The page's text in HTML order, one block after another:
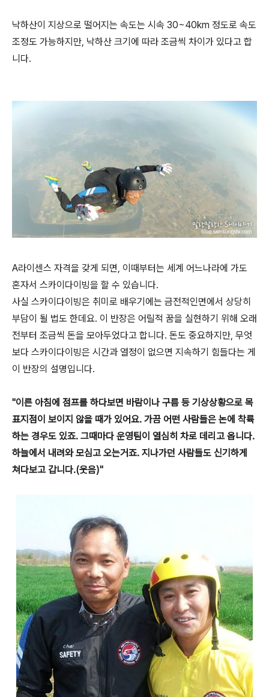
낙하산이 지상으로 떨어지는 속도는 시속 30~40km 정도로 속도
조정도 가능하지만, 낙하산 크기에 따라 조금씩 차이가 있다고 합
니다.
A라이센스 자격을 갖게 되면, 이때부터는 세계 어느나라에 가도
혼자서 스카이다이빙을 할 수 있습니다.
사실 스카이다이빙은 취미로 배우기에는 금전적인면에서 상당히
부담이 될 법도 한데요. 이 반장은 어릴적 꿈을 실현하기 위해 오래
전부터 조금씩 돈을 모아두었다고 합니다. 돈도 중요하지만, 무엇
보다 스카이다이빙은 시간과 열정이 없으면 지속하기 힘들다는 게
이 반장의 설명입니다.
"이른 아침에 점프를 하다보면 바람이나 구름 등 기상상황으로 목
표지점이 보이지 않을 때가 있어요. 가끔 어떤 사람들은 논에 착륙
하는 경우도 있죠. 그때마다 운영팀이 열심히 차로 데리고 옵니다.
하늘에서 내려와 모심고 오는거죠. 지나가던 사람들도 신기하게
쳐다보고 갑니다.(웃음)"